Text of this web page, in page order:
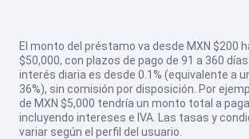
El monto del préstamo va desde MXN $200
$50,000, con plazos de pago de 91 a 360
interés diaria es desde 0.1% (equivalente a
36%), sin comisión por disposición. Por
de MXN $5,000 tendría un monto total a
incluyendo intereses e IVA. Las tasas y
variar según el perfil del usuario.